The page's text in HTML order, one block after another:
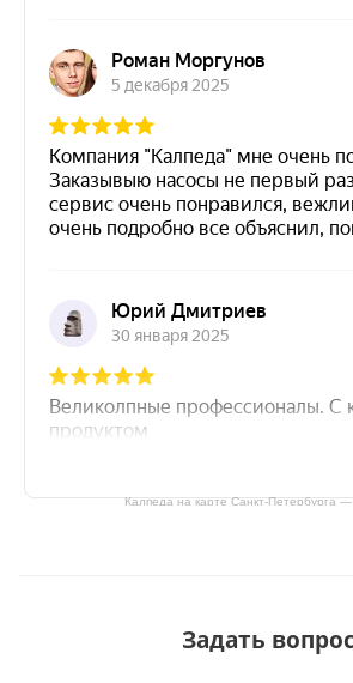
Калпеда на карте Санкт‑Петербурга
Задать вопрос